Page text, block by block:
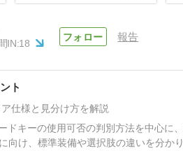
IN:18
報告
ト
仕様と見分け方を解説
ドキーの使用可否の判別方法を中心に
向け、標準装備や選択肢の違いを分か